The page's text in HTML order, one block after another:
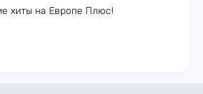
хиты на Европе Плюс!